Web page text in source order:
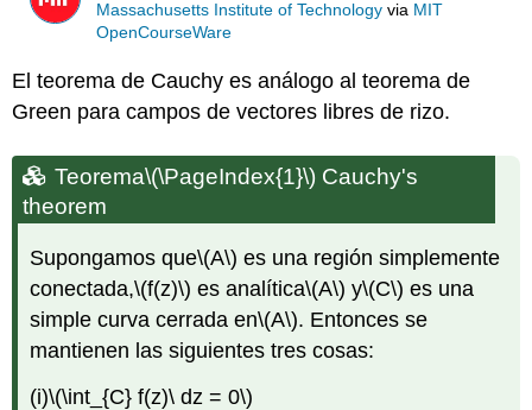
Massachusetts Institute of Technology via MIT
OpenCourseWare
El teorema de Cauchy es análogo al teorema de
Green para campos de vectores libres de rizo.
Teorema\(\PageIndex{1}\) Cauchy's
theorem
Supongamos que\(A\) es una región simplemente
conectada,\(f(z)\) es analítica\(A\) y\(C\) es una
simple curva cerrada en\(A\). Entonces se
mantienen las siguientes tres cosas:
(i)\(\int_{C} f(z)\ dz = 0\)